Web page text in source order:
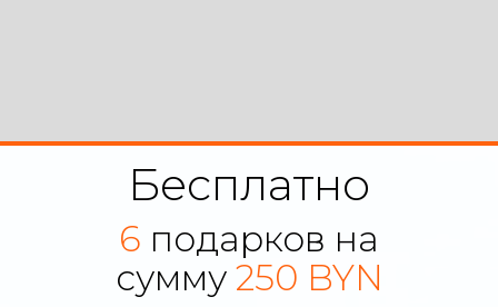
6 подарков на
сумму 250 BYN
Бесплатно